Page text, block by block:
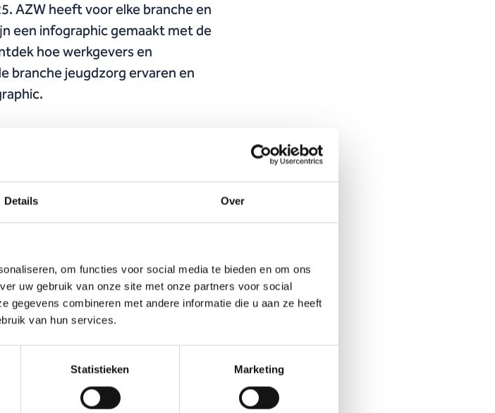
Details Over
om functies voor social media te bieden en om ons
uw gebruik van onze site met onze partners voor social
gegevens combineren met andere informatie die u aan ze heeft
van hun services.
Statistieken Marketing
AZW heeft voor elke branche en
een infographic gemaakt met de
hoe werkgevers en
branche jeugdzorg ervaren en
enquête komen verschillende thema’s
gezond en veilig werken,
en kwaliteit van zorg. De
hoe werkgevers en werknemers
infographic?